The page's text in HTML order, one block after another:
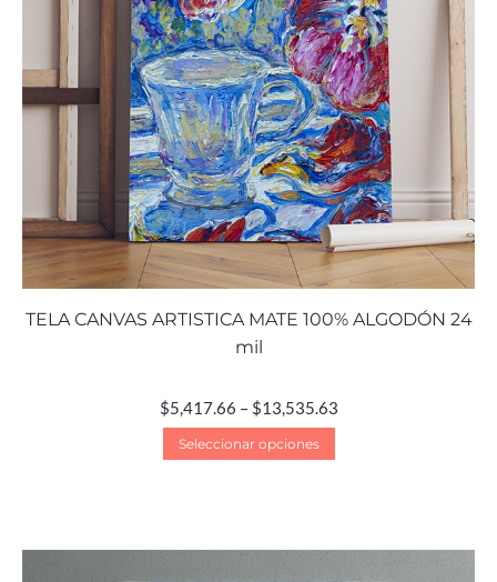
TELA CANVAS ARTISTICA MATE 100% ALGODÓN 24
mil
$5,417.66 – $13,535.63
Seleccionar opciones